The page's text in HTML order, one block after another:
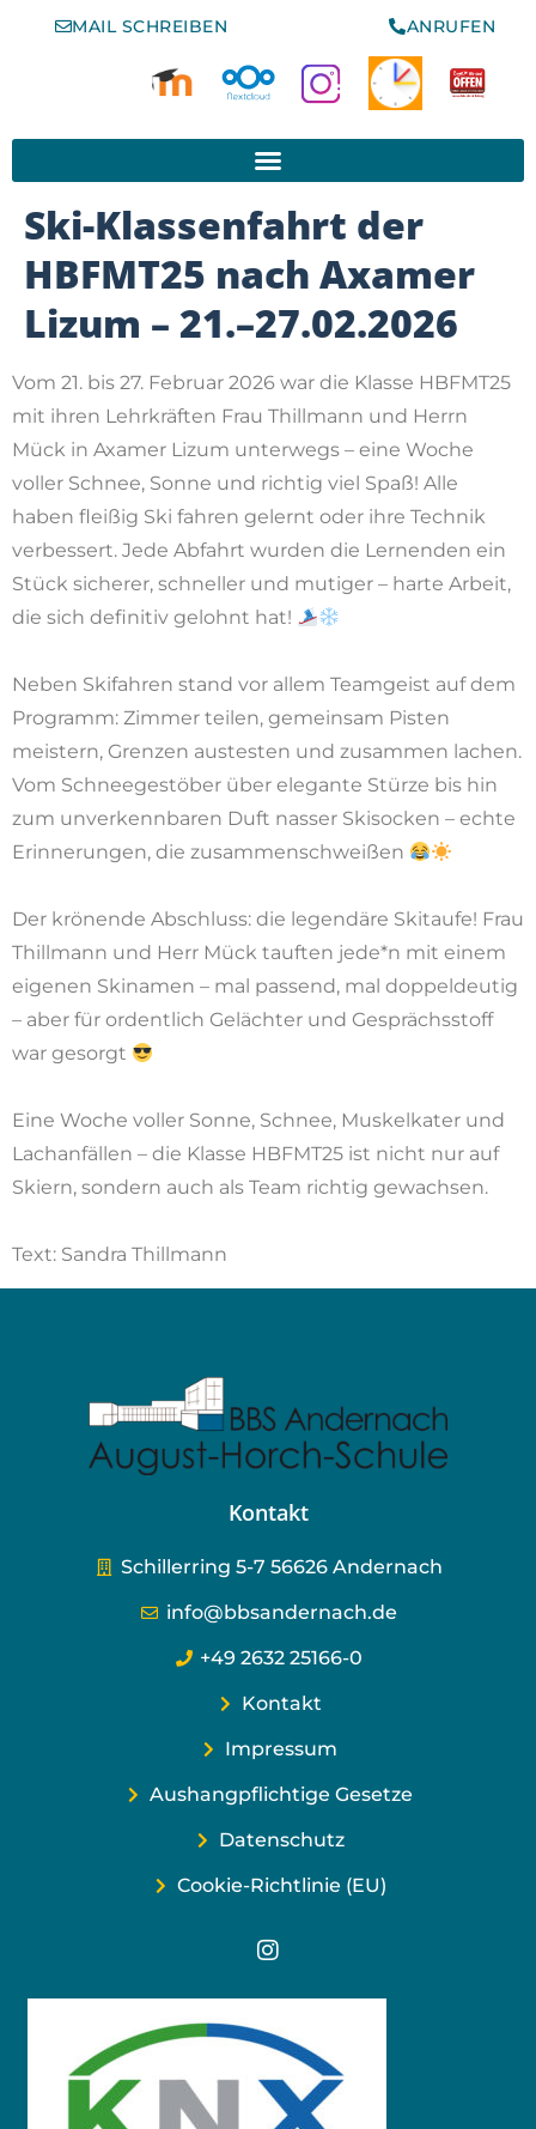
MAIL SCHREIBEN ANRUFEN
www.schule-der-vielfalt.org
Ski-Klassenfahrt der
HBFMT25 nach Axamer
Lizum – 21.–27.02.2026
Vom 21. bis 27. Februar 2026 war die Klasse HBFMT25
mit ihren Lehrkräften Frau Thillmann und Herrn
Mück in Axamer Lizum unterwegs – eine Woche
voller Schnee, Sonne und richtig viel Spaß! Alle
haben fleißig Ski fahren gelernt oder ihre Technik
verbessert. Jede Abfahrt wurden die Lernenden ein
Stück sicherer, schneller und mutiger – harte Arbeit,
die sich definitiv gelohnt hat!
Neben Skifahren stand vor allem Teamgeist auf dem
Programm: Zimmer teilen, gemeinsam Pisten
meistern, Grenzen austesten und zusammen lachen.
Vom Schneegestöber über elegante Stürze bis hin
zum unverkennbaren Duft nasser Skisocken – echte
Erinnerungen, die zusammenschweißen
Der krönende Abschluss: die legendäre Skitaufe! Frau
Thillmann und Herr Mück tauften jede*n mit einem
eigenen Skinamen – mal passend, mal doppeldeutig
– aber für ordentlich Gelächter und Gesprächsstoff
war gesorgt
Eine Woche voller Sonne, Schnee, Muskelkater und
Lachanfällen – die Klasse HBFMT25 ist nicht nur auf
Skiern, sondern auch als Team richtig gewachsen.
Text: Sandra Thillmann
Kontakt
Schillerring 5-7 56626 Andernach
info@bbsandernach.de
+49 2632 25166-0
Kontakt
Impressum
Aushangpflichtige Gesetze
Datenschutz
Cookie-Richtlinie (EU)